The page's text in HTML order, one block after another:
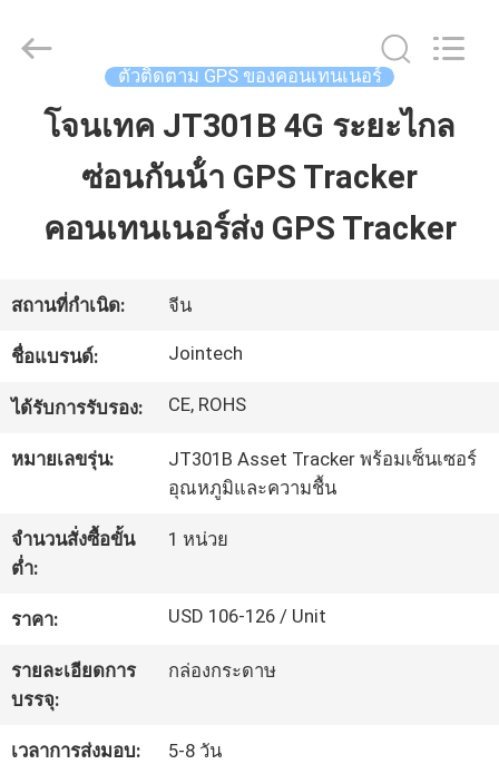
บ้าน
สินค้า
แสดง
VR
เกี่ยว
กับ
เรา
ทัวร์
โรงงาน
ควบคุม
Technology
Reserved.
ตัวติดตาม GPS ของคอนเทนเนอร์
โจนเทค JT301B 4G ระยะไกล
ซ่อนกันน้ํา GPS Tracker
คอนเทนเนอร์ส่ง GPS Tracker
สถานที่กำเนิด: จีน
ชื่อแบรนด์: Jointech
ได้รับการรับรอง: CE, ROHS
หมายเลขรุ่น:
JT301B Asset Tracker พร้อมเซ็นเซอร์
อุณหภูมิและความชื้น
จำนวนสั่งซื้อขั้น
ต่ำ:
1 หน่วย
ราคา: USD 106-126 / Unit
รายละเอียดการ
บรรจุ:
กล่องกระดาษ
เวลาการส่งมอบ: 5-8 วัน